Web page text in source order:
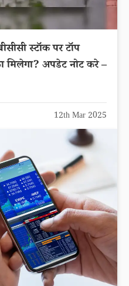
स्टॉक पर टॉप
मिलेगा? अपडेट नोट करे –
12th Mar 2025